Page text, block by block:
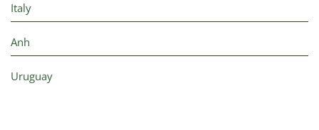
Italy
Anh
Uruguay